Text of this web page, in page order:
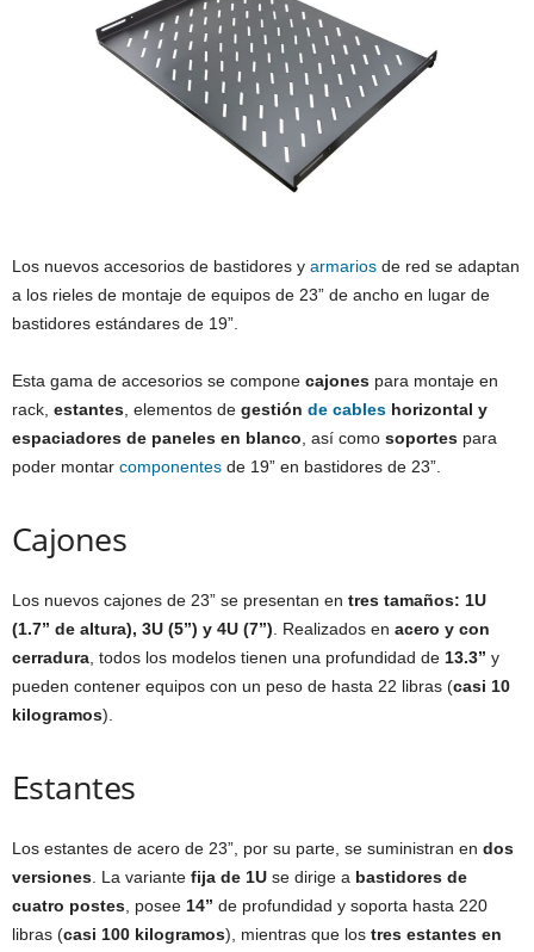
Los nuevos accesorios de bastidores y armarios de red se adaptan
a los rieles de montaje de equipos de 23” de ancho en lugar de
bastidores estándares de 19”.
Esta gama de accesorios se compone cajones para montaje en
rack, estantes , elementos de gestión de cables horizontal y
espaciadores de paneles en blanco , así como soportes para
poder montar componentes de 19” en bastidores de 23”.
Cajones
Los nuevos cajones de 23” se presentan en tres tamaños: 1U
(1.7” de altura), 3U (5”) y 4U (7”) . Realizados en acero y con
cerradura , todos los modelos tienen una profundidad de 13.3” y
pueden contener equipos con un peso de hasta 22 libras (casi 10
kilogramos).
Estantes
Los estantes de acero de 23”, por su parte, se suministran en dos
versiones . La variante fija de 1U se dirige a bastidores de
cuatro postes , posee 14” de profundidad y soporta hasta 220
libras (casi 100 kilogramos), mientras que los tres estantes en